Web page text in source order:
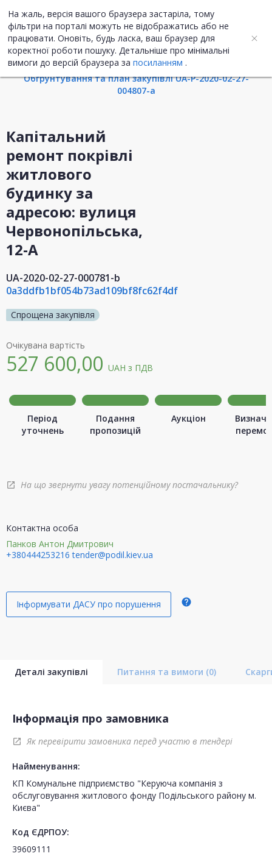
На жаль, версія вашого браузера застаріла, тому
фільтри на порталі можуть не відображатись або не
працювати. Оновіть, будь ласка, ваш браузер для
коректної роботи пошуку. Детальніше про мінімальні
вимоги до версій браузера за посиланням .
UA ENG
Інформація про закупівлю
Обгрунтування та план закупівлі UA-P-2020-02-27-
004807-a
Капітальний
ремонт покрівлі
житлового
будинку за
адресою: вулиця
Червонопільська,
12-А
UA-2020-02-27-000781-b
0a3ddfb1bf054b73ad109bf8fc62f4df
Спрощена закупівля
Очікувана вартість
527 600,00 UAH з ПДВ
Період
уточнень
Подання
пропозицій
Аукціон
open_in_new На що звернути увагу потенційному постачальнику?
Контактна особа
Панков Антон Дмитрович
+380444253216 tender@podil.kiev.ua
Інформувати ДАСУ про порушення help
Деталі закупівлі Питання та вимоги (0)
Інформація про замовника
open_in_new Як перевірити замовника перед участю в тендері
Найменування:
КП Комунальне підприємство "Керуюча компанія з
обслуговування житлового фонду Подільського району м.
Києва"
Код ЄДРПОУ:
39609111